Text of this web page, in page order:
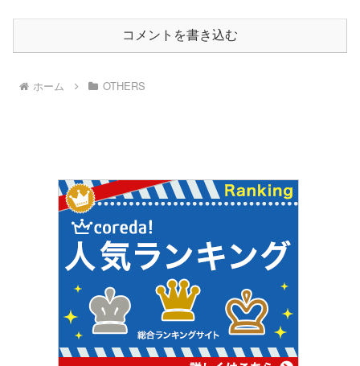
コメントを書き込む
ホーム OTHERS